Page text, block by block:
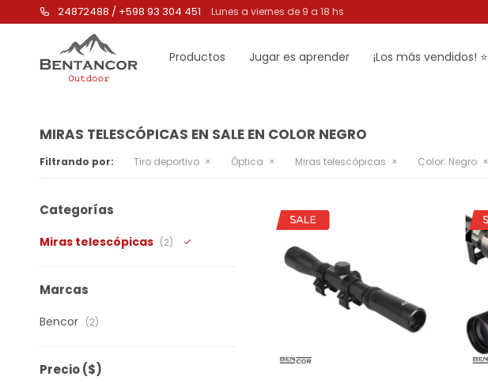
Productos Jugar es aprender ¡Los más vendidos! ⭐
24872488 / +598 93 304 451 Lunes a viernes de 9 a 18 hs
MIRAS TELESCÓPICAS EN SALE EN COLOR NEGRO
Filtrando por: Tiro deportivo Óptica Miras telescópicas Color: Negro
Categorías
Miras telescópicas (2)
Marcas
Bencor (2)
Precio($)